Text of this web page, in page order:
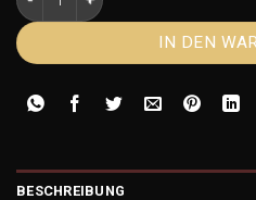
IN DEN
BESCHREIBUNG